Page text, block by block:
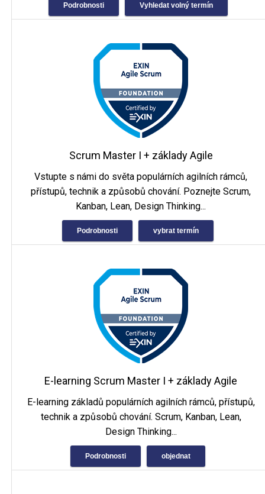
Podrobnosti Vyhledat volný termín
Scrum Master I + základy Agile
Vstupte s námi do světa populárních agilních rámců,
přístupů, technik a způsobů chování. Poznejte Scrum,
Kanban, Lean, Design Thinking...
Podrobnosti vybrat termín
E-learning Scrum Master I + základy Agile
E-learning základů populárních agilních rámců, přístupů,
technik a způsobů chování. Scrum, Kanban, Lean,
Design Thinking...
Podrobnosti objednat